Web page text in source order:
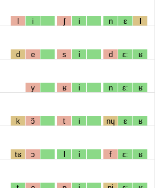
l i ʃ i n ɛ l
d e s i d ɛː ʁ
y ʁ i n ɛː ʁ
k ɔ̃ t i nɥ ɛ ʁ
tʁ ɔ l i f ɛː ʁ